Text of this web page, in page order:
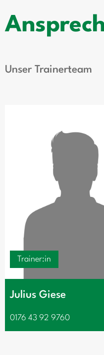
Unser Trainerteam
Trainer:in
Julius Giese
0176 43 92 9760